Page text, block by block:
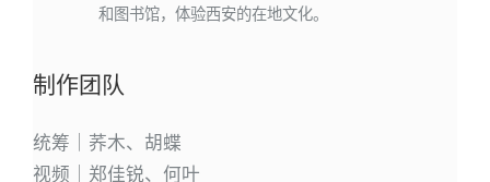
和图书馆，体验西安的在地文化。
制作团队
统筹｜荞木、胡蝶
视频｜郑佳锐、何叶